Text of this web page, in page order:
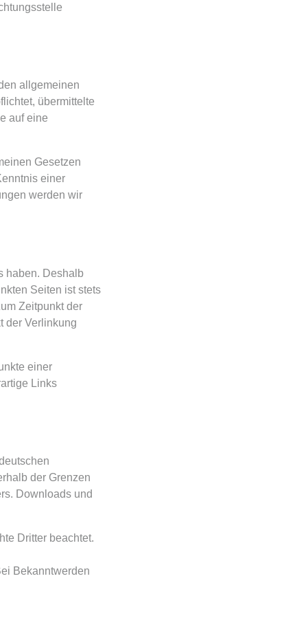
allgemeinen
übermittelte
auf eine
Gesetzen
einer
werden wir
haben. Deshalb
Seiten ist stets
Zeitpunkt der
der Verlinkung
einer
Links
der Grenzen
Downloads und
Dritter beachtet.
Bekanntwerden